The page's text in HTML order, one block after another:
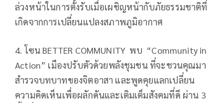
ล่วงหน้าในการตั้งรับเมื่อเผชิญหน้ากับภัยธรรมชาติที่
เกิดจากการเปลี่ยนแปลงสภาพภูมิอากาศ
4. โซน BETTER COMMUNITY พบ “Community in
Action” เมืองปรับตัวด้วยพลังชุมชน ที่จะชวนคุณมา
สำรวจบทบาทของจิตอาสา และพูดคุยแลกเปลี่ยน
ความคิดเห็นเพื่อผลักดันและเติมเต็มสังคมที่ดี ผ่าน 3